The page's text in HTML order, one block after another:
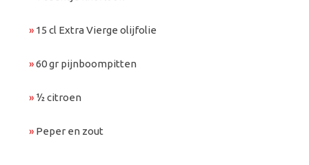
» 15 cl Extra Vierge olijfolie
»60 gr pijnboompitten
» ½ citroen
» Peper en zout